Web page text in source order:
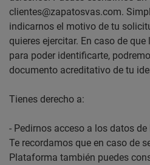
clientes@zapatosvas.com.
indicarnos el motivo de tu
quieres ejercitar. En caso de
para poder identificarte,
documento acreditativo de tu
Tienes derecho a:
- Pedirnos acceso a los datos
Te recordamos que en caso de
Plataforma también puedes